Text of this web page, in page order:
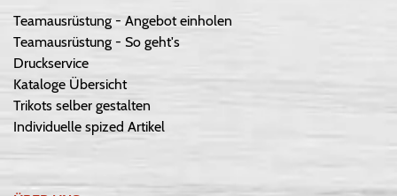
Teamausrüstung - Angebot einholen
Teamausrüstung - So geht's
Druckservice
Kataloge Übersicht
Trikots selber gestalten
Individuelle spized Artikel